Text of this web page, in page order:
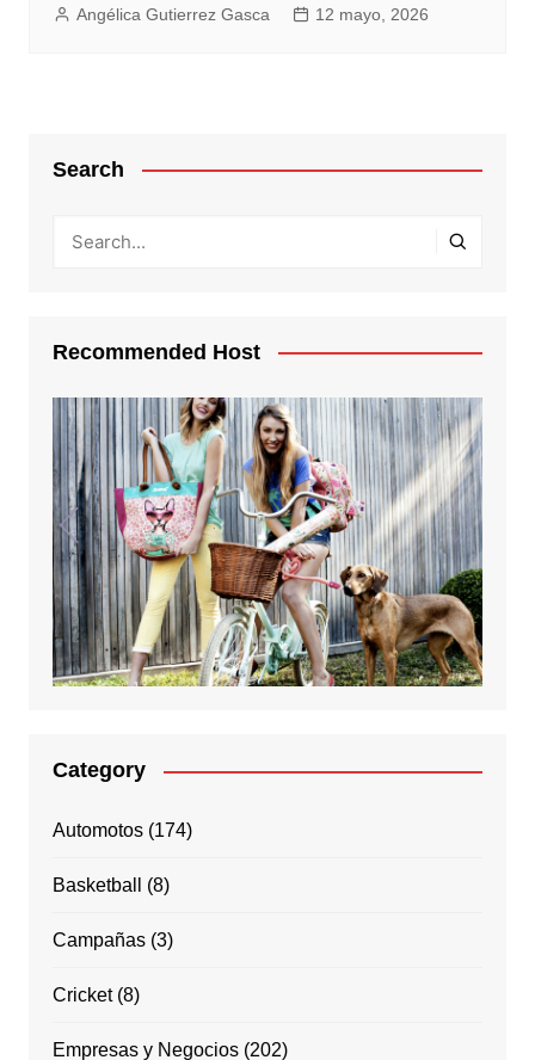
Angélica Gutierrez Gasca 12 mayo, 2026
Search
Recommended Host
Category
Automotos(174)
Basketball (8)
Campañas(3)
Cricket(8)
Empresas y Negocios(202)